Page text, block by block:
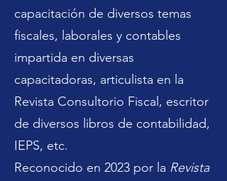
capacitación de diversos temas
fiscales, laborales y contables
impartida en diversas
capacitadoras, articulista en la
Revista Consultorio Fiscal, escritor
de diversos libros de contabilidad,
IEPS, etc.
Reconocido en 2023 por la Revista